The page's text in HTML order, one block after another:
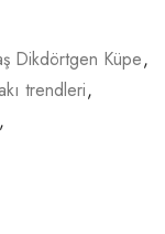
Dikdörtgen Küpe,
trendleri,
,